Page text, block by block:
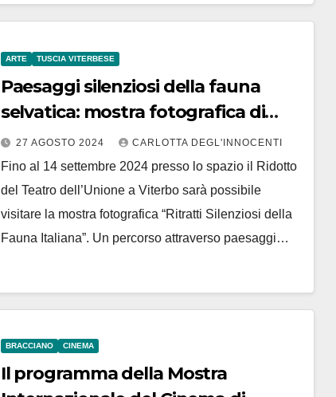
ARTE TUSCIA VITERBESE
Paesaggi silenziosi della fauna
selvatica: mostra fotografica di
Alessandro Petricca
27 AGOSTO 2024 CARLOTTA DEGL'INNOCENTI
Fino al 14 settembre 2024 presso lo spazio il Ridotto
del Teatro dell’Unione a Viterbo sarà possibile
visitare la mostra fotografica “Ritratti Silenziosi della
Fauna Italiana”. Un percorso attraverso paesaggi…
BRACCIANO CINEMA
Il programma della Mostra